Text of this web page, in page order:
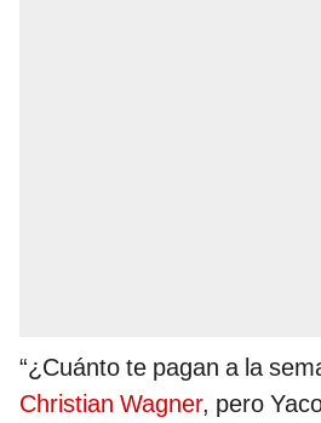
“¿Cuánto te pagan a la
Christian Wagner, pero